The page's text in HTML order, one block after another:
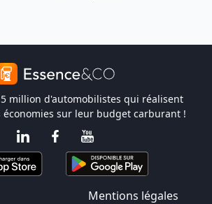
million d'automobilistes qui réalisent
économies sur leur budget carburant !
Mentions légales